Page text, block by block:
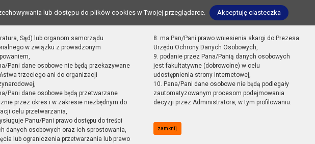
lub dostępu do plików cookies w Twojej przeglądarce. Akceptuję ciasteczka
Sąd) lub organom samorządu
w związku z prowadzonym
Pani dane osobowe nie będą przekazywane
trzeciego ani do organizacji
Pani dane osobowe będą przetwarzane
przez okres i w zakresie niezbędnym do
celu przetwarzania,
Panu/Pani prawo dostępu do treści
danych osobowych oraz ich sprostowania,
lub ograniczenia przetwarzania lub prawo
8. ma Pan/Pani prawo wniesienia skargi do Prezesa
Urzędu Ochrony Danych Osobowych,
9. podanie przez Pana/Panią danych osobowych
jest fakultatywne (dobrowolne) w celu
udostępnienia strony internetowej,
10. Pana/Pani dane osobowe nie będą podlegały
zautomatyzowanym procesom podejmowania
decyzji przez Administratora, w tym profilowaniu.
zamknij